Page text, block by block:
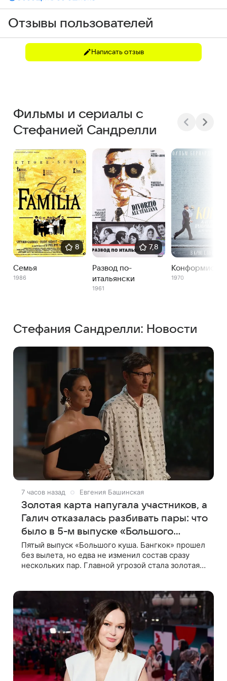
Отзывы пользователей
Написать отзыв
Фильмы и сериалы с
Стефанией Сандрелли
8
Семья
1986
7,8
Развод по-
итальянски
1961
Конформист
1970
Стефания Сандрелли: Новости
7 часов назад Евгения Башинская
Золотая карта напугала участников, а
Галич отказалась разбивать пары: что
было в 5-м выпуске «Большого
куша-2»
Пятый выпуск «Большого куша. Бангкок» прошел
без вылета, но едва не изменил состав сразу
нескольких пар. Главной угрозой стала золотая